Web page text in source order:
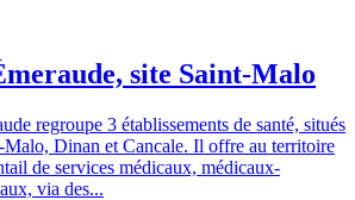
site Saint-Malo
regroupe 3 établissements de santé, situés
Malo, Dinan et Cancale. Il offre au territoire
de services médicaux, médicaux-
via des...